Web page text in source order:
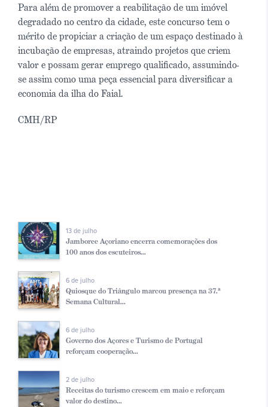
Para além de promover a reabilitação de um imóvel
degradado no centro da cidade, este concurso tem o
mérito de propiciar a criação de um espaço destinado à
incubação de empresas, atraindo projetos que criem
valor e possam gerar emprego qualificado, assumindo-
se assim como uma peça essencial para diversificar a
economia da ilha do Faial.
CMH/RP
13 de julho
Jamboree Açoriano encerra comemorações dos
100 anos dos escuteiros...
6 de julho
Quiosque do Triângulo marcou presença na 37.ª
Semana Cultural...
6 de julho
Governo dos Açores e Turismo de Portugal
reforçam cooperação...
2 de julho
Receitas do turismo crescem em maio e reforçam
valor do destino...